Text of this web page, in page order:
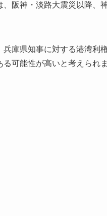
、阪神・淡路大震災以降、
兵庫県知事に対する港湾利
可能性が高いと考えられま